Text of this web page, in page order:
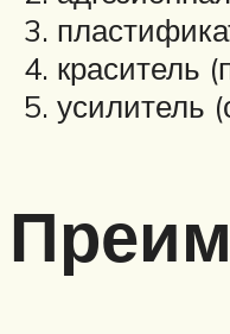
краситель
усилитель